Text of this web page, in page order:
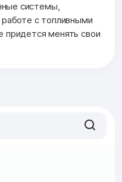
системы,
с топливными
придется менять свои